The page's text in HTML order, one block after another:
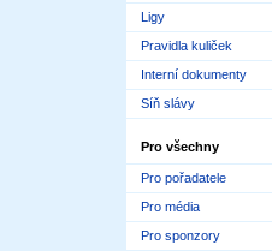
Ligy
Pravidla kuliček
Interní dokumenty
Síň slávy
Pro všechny
Pro pořadatele
Pro média
Pro sponzory